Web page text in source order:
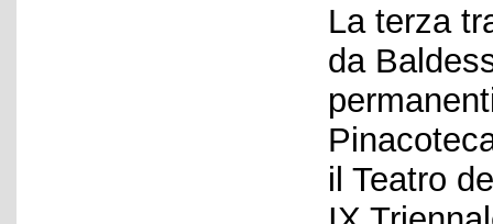
La terza
da
il Teatro